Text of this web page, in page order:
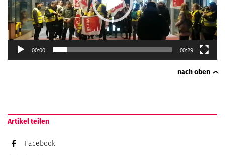
00:00 00:29
nach oben
Artikel teilen
Facebook